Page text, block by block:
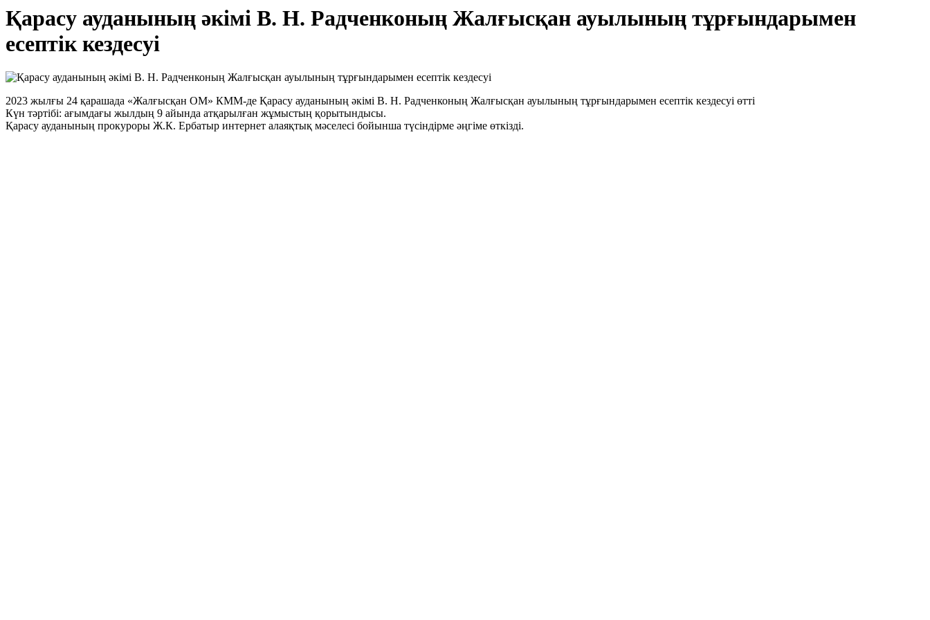
Қарасу ауданының әкімі В. Н. Радченконың Жалғысқан ауылының тұрғындарымен
есептік кездесуі
2023 жылғы 24 қарашада «Жалғысқан ОМ» КММ-де Қарасу ауданының әкімі В. Н. Радченконың Жалғысқан ауылының тұрғындарымен есептік кездесуі өтті
Күн тәртібі: ағымдағы жылдың 9 айында атқарылған жұмыстың қорытындысы.
Қарасу ауданының прокуроры Ж.К. Ербатыр интернет алаяқтық мәселесі бойынша түсіндірме әңгіме өткізді.